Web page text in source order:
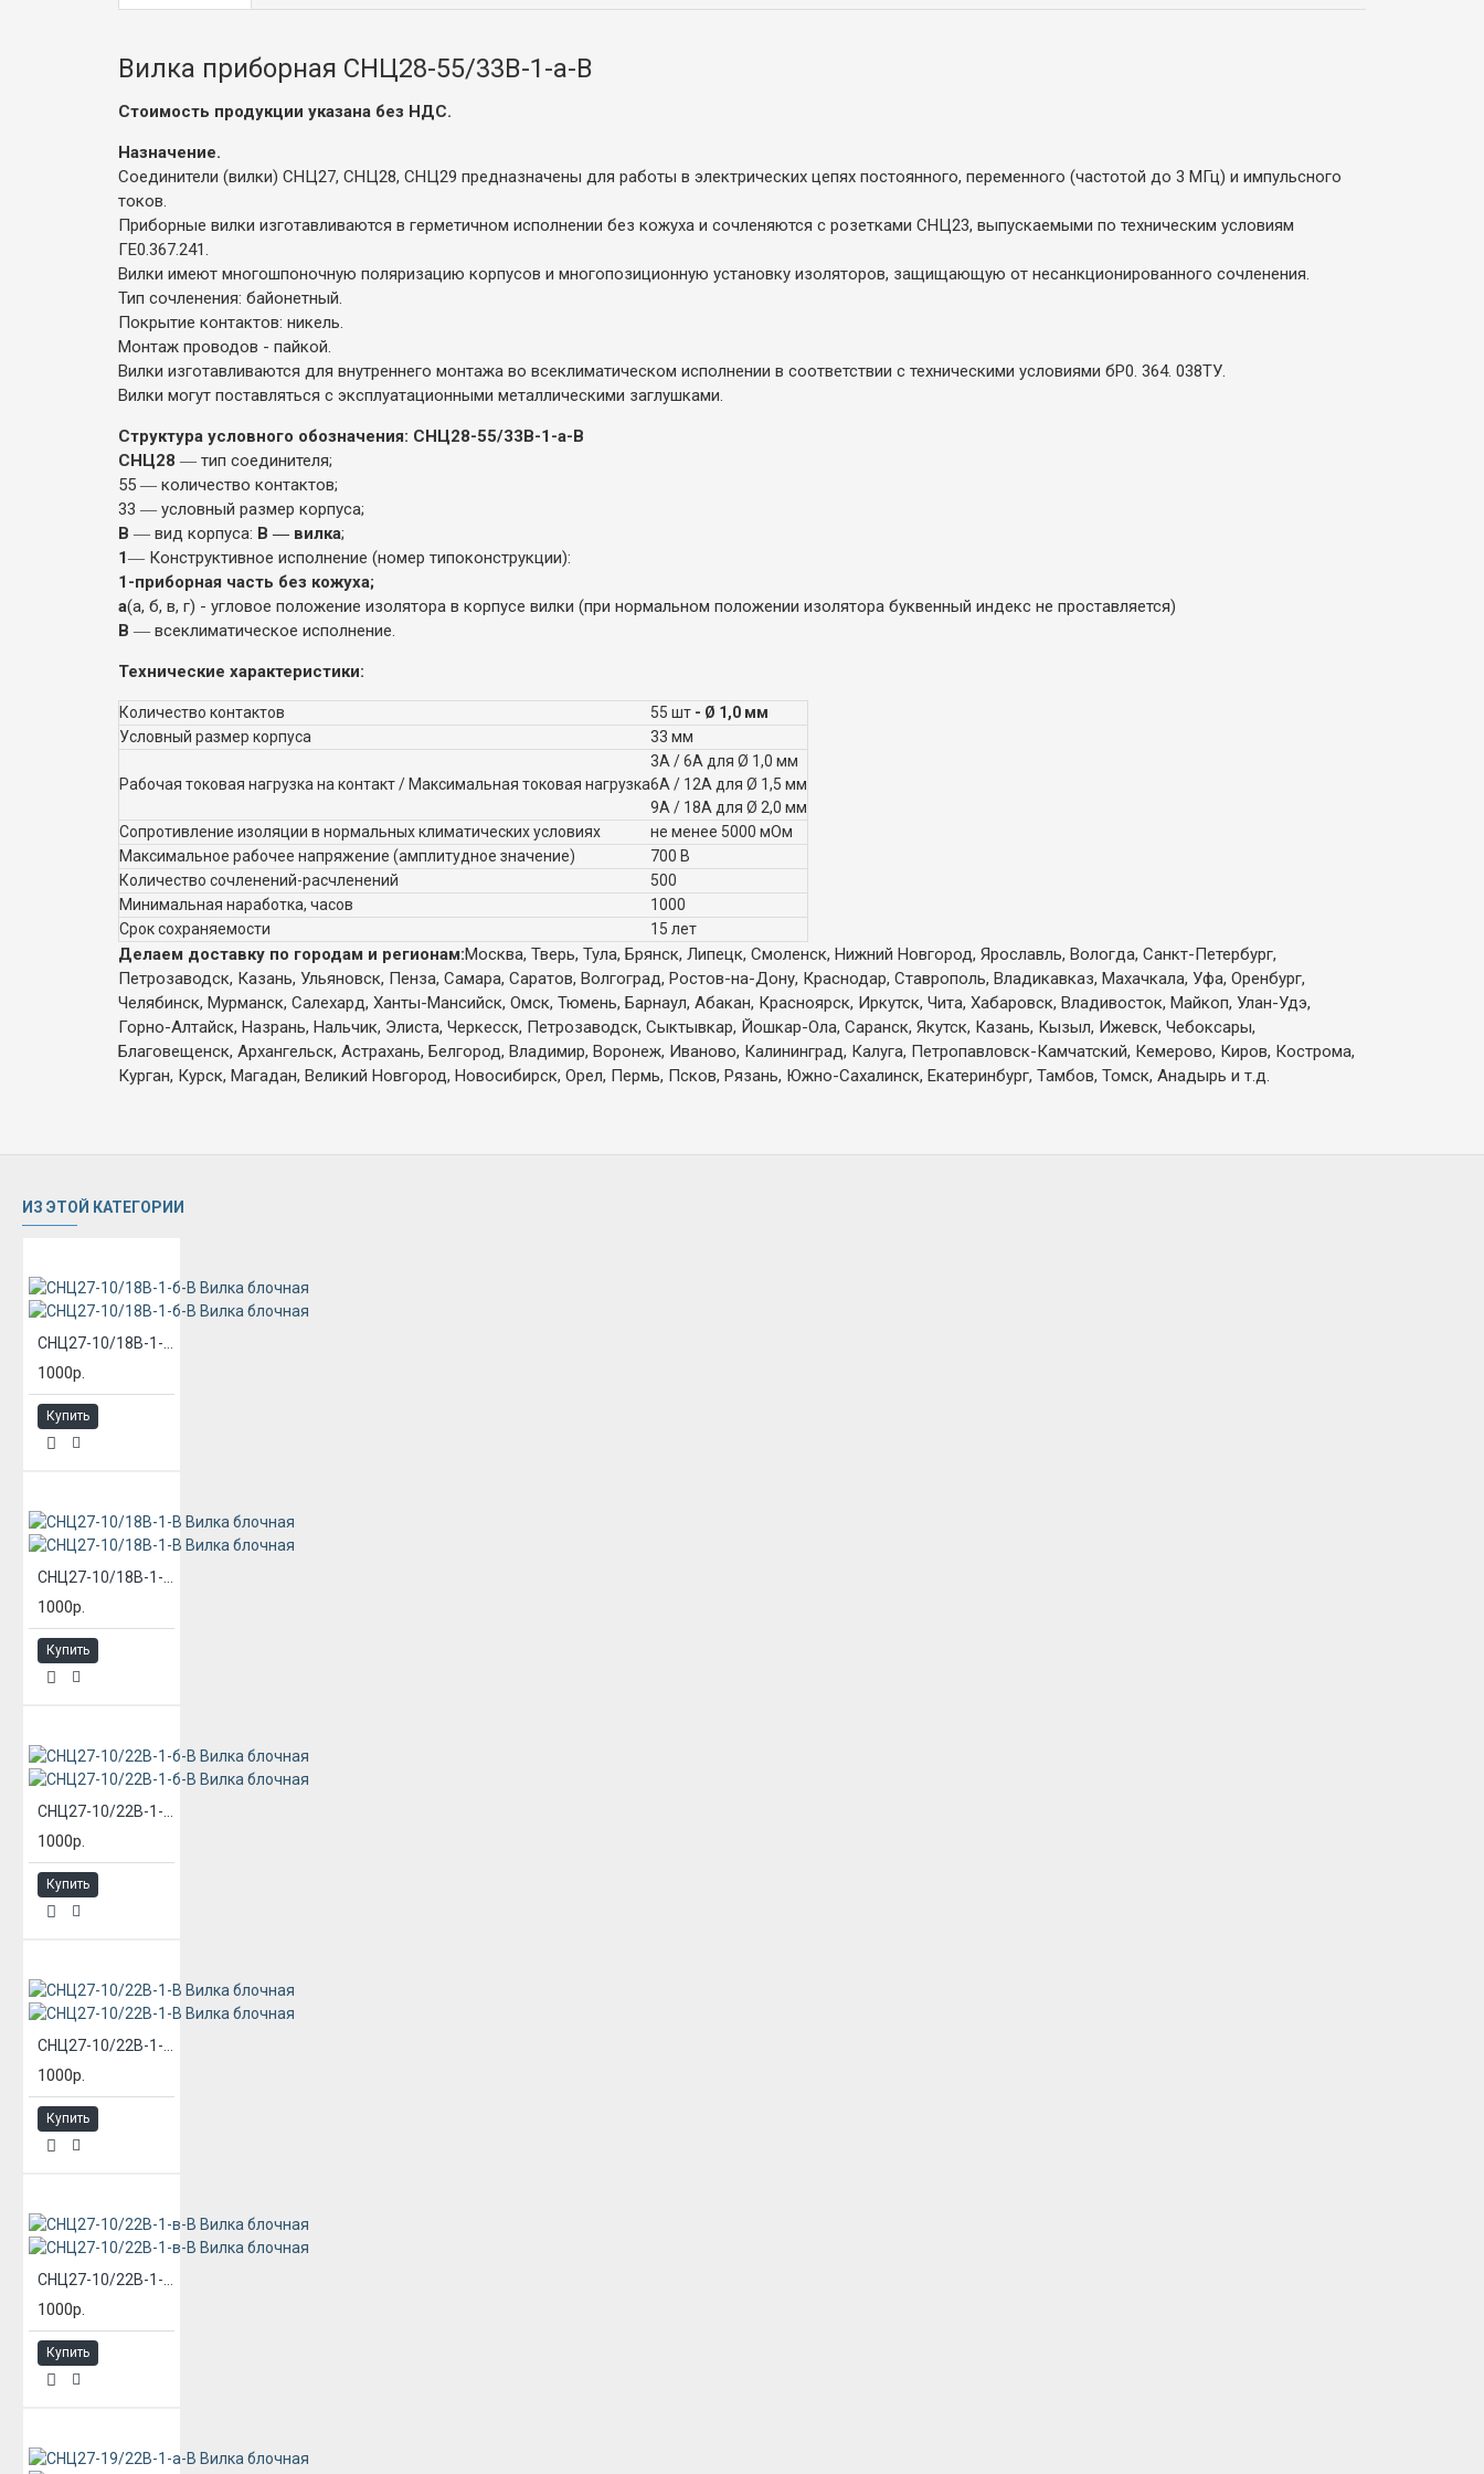
Вилка приборная СНЦ28-55/33В-1-а-В
Стоимость продукции указана без НДС.
Назначение.
Соединители (вилки) СНЦ27, СНЦ28, СНЦ29 предназначены для работы в электрических цепях постоянного, переменного (частотой до 3 МГц) и импульсного
токов.
Приборные вилки изготавливаются в герметичном исполнении без кожуха и сочленяются с розетками СНЦ23, выпускаемыми по техническим условиям
ГЕ0.367.241.
Вилки имеют многошпоночную поляризацию корпусов и многопозиционную установку изоляторов, защищающую от несанкционированного сочленения.
Тип сочленения: байонетный.
Покрытие контактов: никель.
Монтаж проводов - пайкой.
Вилки изготавливаются для внутреннего монтажа во всеклиматическом исполнении в соответствии с техническими условиями бР0. 364. 038ТУ.
Вилки могут поставляться с эксплуатационными металлическими заглушками.
Структура условного обозначения: СНЦ28-55/33В-1-а-В
СНЦ28 ― тип соединителя;
55 ― количество контактов;
33 ― условный размер корпуса;
В ― вид корпуса: В ― вилка;
1― Конструктивное исполнение (номер типоконструкции):
1-приборная часть без кожуха;
а(а, б, в, г) - угловое положение изолятора в корпусе вилки (при нормальном положении изолятора буквенный индекс не проставляется)
В ― всеклиматическое исполнение.
Технические характеристики:
Количество контактов 55 шт - Ø 1,0 мм
Условный размер корпуса
33 мм
Рабочая токовая нагрузка на контакт / Максимальная токовая нагрузка
3А / 6А для Ø 1,0 мм
6А / 12А для Ø 1,5 мм
9А / 18А для Ø 2,0 мм
Сопротивление изоляции в нормальных климатических условиях
не менее 5000 мОм
Максимальное рабочее напряжение (амплитудное значение)
700 В
Количество сочленений-расчленений
500
Минимальная наработка, часов
1000
Срок сохраняемости
15 лет
Делаем доставку по городам и регионам:Москва, Тверь, Тула, Брянск, Липецк, Смоленск, Нижний Новгород, Ярославль, Вологда, Санкт-Петербург,
Петрозаводск, Казань, Ульяновск, Пенза, Самара, Саратов, Волгоград, Ростов-на-Дону, Краснодар, Ставрополь, Владикавказ, Махачкала, Уфа, Оренбург,
Челябинск, Мурманск, Салехард, Ханты-Мансийск, Омск, Тюмень, Барнаул, Абакан, Красноярск, Иркутск, Чита, Хабаровск, Владивосток, Майкоп, Улан-Удэ,
Горно-Алтайск, Назрань, Нальчик, Элиста, Черкесск, Петрозаводск, Сыктывкар, Йошкар-Ола, Саранск, Якутск, Казань, Кызыл, Ижевск, Чебоксары,
Благовещенск, Архангельск, Астрахань, Белгород, Владимир, Воронеж, Иваново, Калининград, Калуга, Петропавловск-Камчатский, Кемерово, Киров, Кострома,
Курган, Курск, Магадан, Великий Новгород, Новосибирск, Орел, Пермь, Псков, Рязань, Южно-Сахалинск, Екатеринбург, Тамбов, Томск, Анадырь и т.д.
ИЗ ЭТОЙ КАТЕГОРИИ
1000р.
Купить
1000р.
Купить
1000р.
Купить
1000р.
Купить
1000р.
Купить